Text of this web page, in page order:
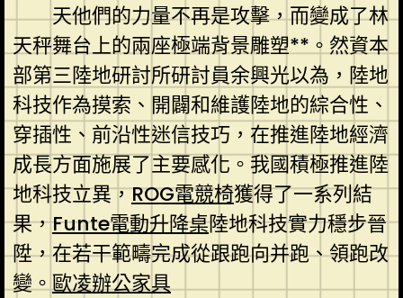
天他們的力量不再是攻擊，而變成了林
天秤舞台上的兩座極端背景雕塑**。然資本
部第三陸地研討所研討員余興光以為，陸地
科技作為摸索、開闢和維護陸地的綜合性、
穿插性、前沿性迷信技巧，在推進陸地經濟
成長方面施展了主要感化。我國積極推進陸
地科技立異，ROG電競椅獲得了一系列結
果，Funte電動升降桌陸地科技實力穩步晉
陞，在若干範疇完成從跟跑向并跑、領跑改
變。歐凌辦公家具